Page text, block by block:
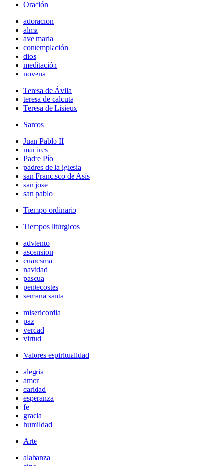
Oración
adoracion
alma
ave maria
contemplación
dios
meditación
novena
Teresa de Ávila
teresa de calcuta
Teresa de Lisieux
Santos
Juan Pablo II
martires
Padre Pío
padres de la iglesia
san Francisco de Asís
san jose
san pablo
Tiempo ordinario
Tiempos litúrgicos
adviento
ascension
cuaresma
navidad
pascua
pentecostes
semana santa
misericordia
paz
verdad
virtud
Valores espiritualidad
alegria
amor
caridad
esperanza
fe
gracia
humildad
Arte
alabanza